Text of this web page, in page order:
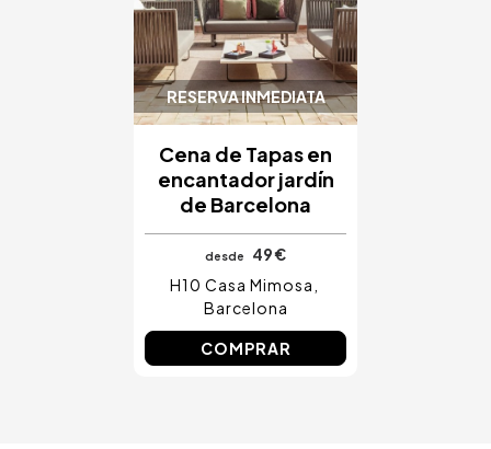
Costa Blanca, España
Ámsterdam, Países Bajos
RESERVA INMEDIATA
Cena de Tapas en
encantador jardín
de Barcelona
desde
49 €
H10 Casa Mimosa
Barcelona
COMPRAR